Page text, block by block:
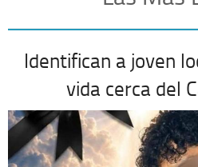
Identifican a joven
vida cerca del